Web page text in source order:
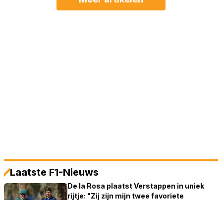
Laatste F1-Nieuws
De la Rosa plaatst Verstappen in uniek
rijtje: "Zij zijn mijn twee favoriete